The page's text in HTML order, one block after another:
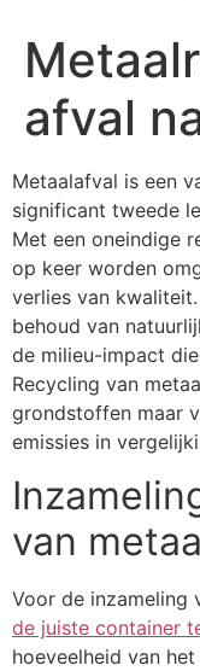
afval
Metaalafval is een
significant tweede
Met een oneindige
op keer worden
verlies van
behoud van
de milieu-impact
Recycling van
grondstoffen maar
emissies in
van
Voor de inzameling
de juiste container
hoeveelheid van